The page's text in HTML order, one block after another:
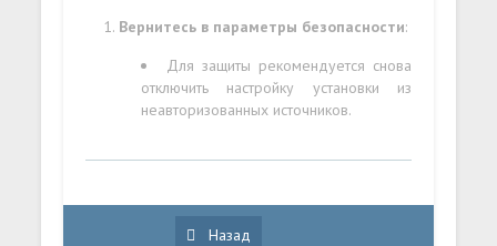
Вернитесь в параметры безопасности:
Для защиты рекомендуется снова
отключить настройку установки из
неавторизованных источников.
Назад